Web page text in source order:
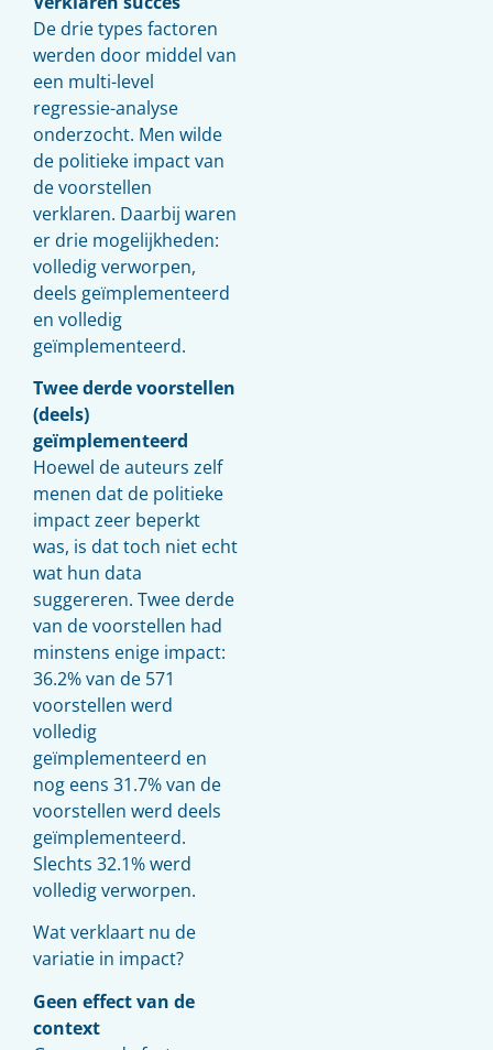
De drie types factoren
werden door middel van
een multi-level
regressie-analyse
onderzocht. Men wilde
de politieke impact van
de voorstellen
verklaren. Daarbij waren
er drie mogelijkheden:
volledig verworpen,
deels geïmplementeerd
en volledig
geïmplementeerd.
Twee derde voorstellen
(deels)
geïmplementeerd
Hoewel de auteurs zelf
menen dat de politieke
impact zeer beperkt
was, is dat toch niet echt
wat hun data
suggereren. Twee derde
van de voorstellen had
minstens enige impact:
36.2% van de 571
voorstellen werd
volledig
geïmplementeerd en
nog eens 31.7% van de
voorstellen werd deels
geïmplementeerd.
Slechts 32.1% werd
volledig verworpen.
Wat verklaart nu de
variatie in impact?
Geen effect van de
context